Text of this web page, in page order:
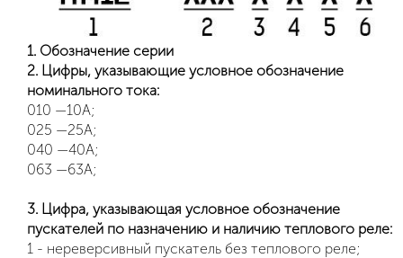
1. Обозначение серии
2. Цифры, указывающие условное обозначение
номинального тока:
010 —10А;
025 —25А;
040 —40А;
063 —63А;
3. Цифра, указывающая условное обозначение
пускателей по назначению и наличию теплового реле:
1 - нереверсивный пускатель без теплового реле;